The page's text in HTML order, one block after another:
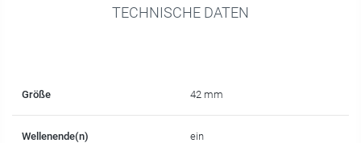
TECHNISCHE DATEN
Größe 42 mm
Wellenende(n) ein